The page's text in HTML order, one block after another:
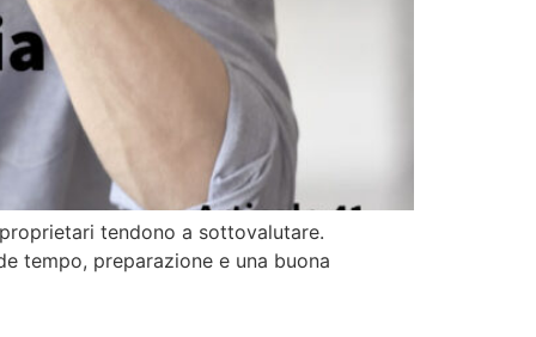
tendono a sottovalutare.
tempo, preparazione e una buona